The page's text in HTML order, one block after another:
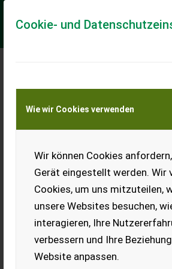
Cookie- und
Wie wir Cookies verwenden
Wir können Cookies
Gerät eingestellt werden. Wir
Cookies, um uns mitzuteilen,
unsere Websites besuchen,
interagieren, Ihre
verbessern und Ihre
Website anpassen.
Meine
Transport von Land- und
KEINE
Rauch MDS 20.2 E-CLICK
Grenzstreueinrichtung Telimat T1 E-
EUR 7.150 inkl. 20 % MwSt.